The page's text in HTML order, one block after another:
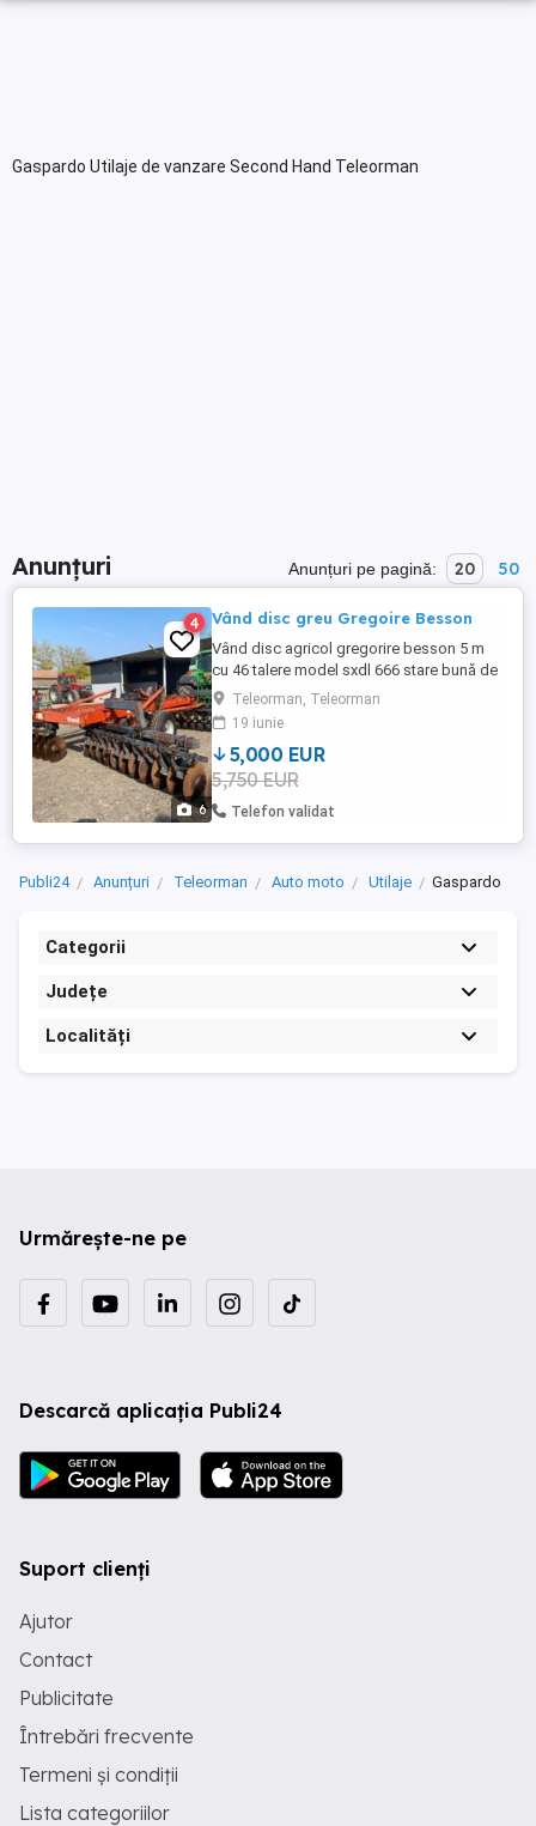
Gaspardo Utilaje de vanzare Second Hand Teleorman
Anunțuri Anunțuri pe pagină: 20 50
6
4 Vând disc greu Gregoire Besson
Vând disc agricol gregorire besson 5 m
cu 46 talere model sxdl 666 stare bună de
funcționare mai multe detalii tel.
Teleorman, Teleorman
19 iunie
5,000 EUR
5,750 EUR
Telefon validat
Publi24 Anunțuri Teleorman Auto moto Utilaje Gaspardo
Categorii
Județe
Localități
Urmărește-ne pe
Descarcă aplicația Publi24
Suport clienți
Ajutor
Contact
Publicitate
Întrebări frecvente
Termeni și condiții
Lista categoriilor